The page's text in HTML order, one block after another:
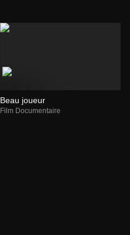
Beau joueur
Film Documentaire